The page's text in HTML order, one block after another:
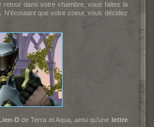
retour dans votre chambre, vous faites la
N'écoutant que votre coeur, vous décidez
Dde Terra et Aqua, ainsi qu'une lettre